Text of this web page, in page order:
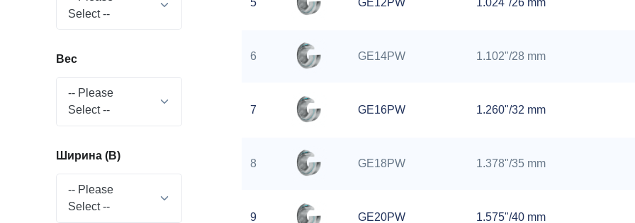
Select --
Вес
-- Please
Select --
Ширина (B)
-- Please
Select --
5 GE12PW 1.024"/26 mm
6 GE14PW 1.102"/28 mm
7 GE16PW 1.260"/32 mm
8 GE18PW 1.378"/35 mm
9 GE20PW 1.575"/40 mm